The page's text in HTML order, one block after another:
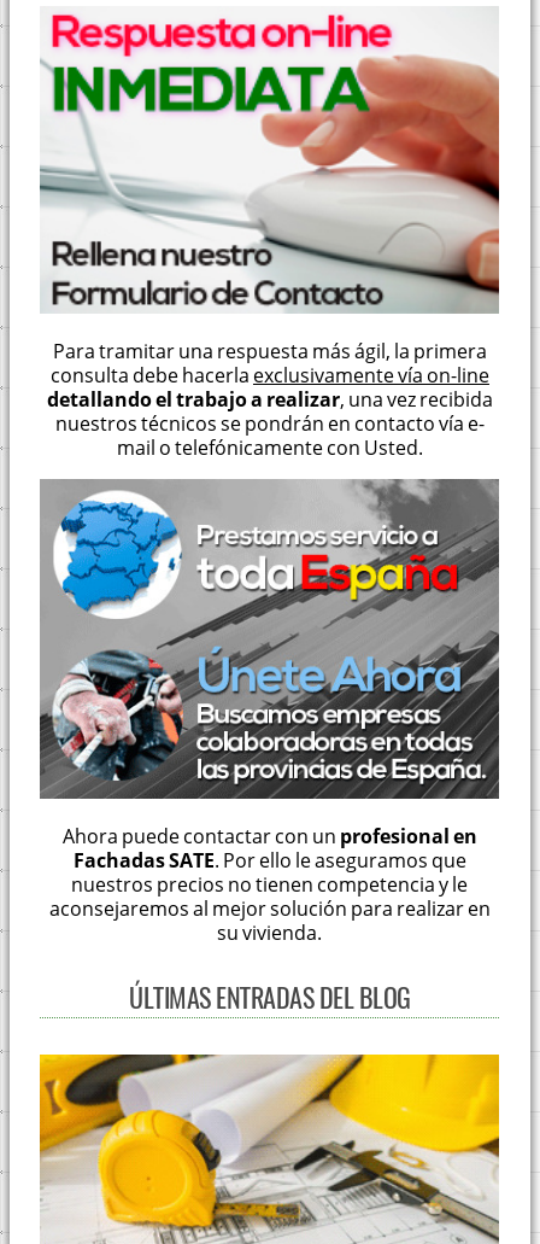
Para tramitar una respuesta más ágil, la primera
consulta debe hacerla exclusivamente vía on-line
detallando el trabajo a realizar, una vez recibida
nuestros técnicos se pondrán en contacto vía e-
mail o telefónicamente con Usted.
Ahora puede contactar con un profesional en
Fachadas SATE. Por ello le aseguramos que
nuestros precios no tienen competencia y le
aconsejaremos al mejor solución para realizar en
su vivienda.
ÚLTIMAS ENTRADAS DEL BLOG